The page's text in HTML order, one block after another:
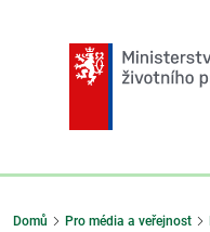
Domů Pro média a veřejnost